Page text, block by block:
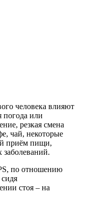
человека влияют
погода или
резкая смена
чай, некоторые
приём пищи,
по отношению
стоя – на